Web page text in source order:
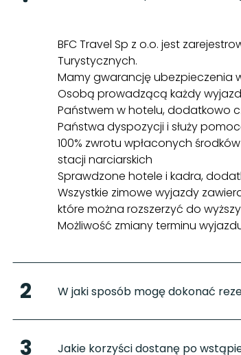
BFC Travel Sp z o.o. jest
Turystycznych.
Mamy gwarancję ubezpieczenia
Osobą prowadzącą każdy wyjazd
Państwem w hotelu, dodatkowo
Państwa dyspozycji i służy
100% zwrotu wpłaconych
stacji narciarskich
Sprawdzone hotele i kadra,
Wszystkie zimowe wyjazdy
które można rozszerzyć do
Możliwość zmiany terminu
2 W jaki sposób mogę dokonać
Aby znaleźć odpowiednią ofertę
3 Jakie korzyści dostanę po